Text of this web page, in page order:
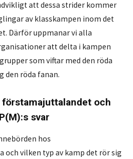
att dessa strider kommer
av klasskampen inom det
Därför uppmanar vi alla
att delta i kampen
som viftar med den röda
den röda fanan.
och
svar
hos
vilken typ av kamp det rör sig